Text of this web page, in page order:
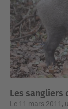
Les sangliers
Le 11 mars 2011,